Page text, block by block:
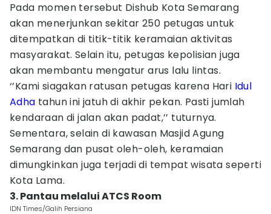
Pada momen tersebut Dishub Kota Semarang
akan menerjunkan sekitar 250 petugas untuk
ditempatkan di titik-titik keramaian aktivitas
masyarakat. Selain itu, petugas kepolisian juga
akan membantu mengatur arus lalu lintas.
‘’Kami siagakan ratusan petugas karena Hari Idul
Adha tahun ini jatuh di akhir pekan. Pasti jumlah
kendaraan di jalan akan padat,’’ tuturnya.
Sementara, selain di kawasan Masjid Agung
Semarang dan pusat oleh-oleh, keramaian
dimungkinkan juga terjadi di tempat wisata seperti
Kota Lama.
3. Pantau melalui ATCS Room
IDN Times/Galih Persiana